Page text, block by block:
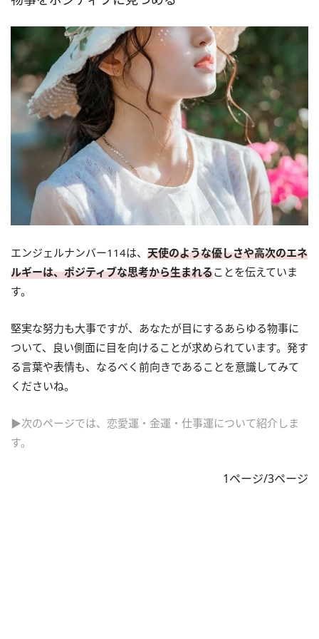
エンジェルナンバー114は、 天使のような優しさや高次のエネ
ルギーは、ポジティブな思考から生まれることを伝えていま
す。
堅実な努力も大事ですが、あなたが目にするあらゆる物事に
ついて、良い側面に目を向けることが求められています。発す
る言葉や表情も、なるべく前向きであることを意識してみて
くださいね。
▶次のページでは、恋愛運・金運・仕事運について紹介しま
す。
1ページ/3ページ